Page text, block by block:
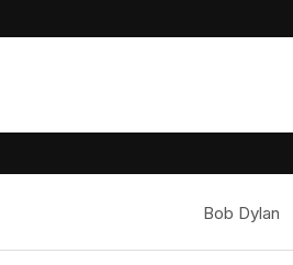
Bob Dylan